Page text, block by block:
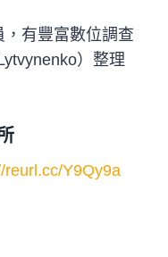
有豐富數位調查
）整理
reurl.cc/Y9Qy9a